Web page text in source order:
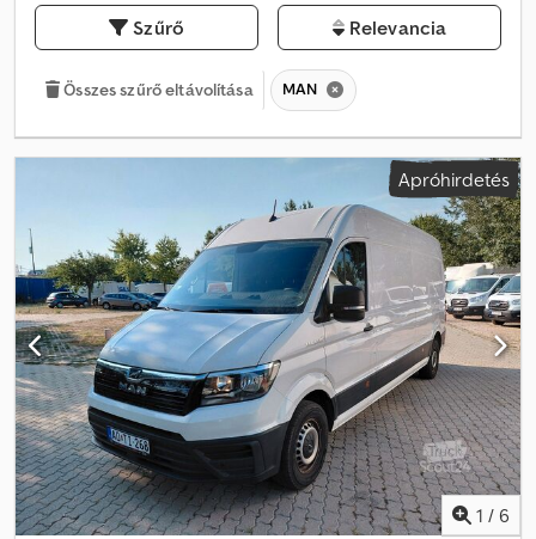
Szűrő Relevancia
Összes szűrő eltávolítása MAN
Apróhirdetés
1 / 6